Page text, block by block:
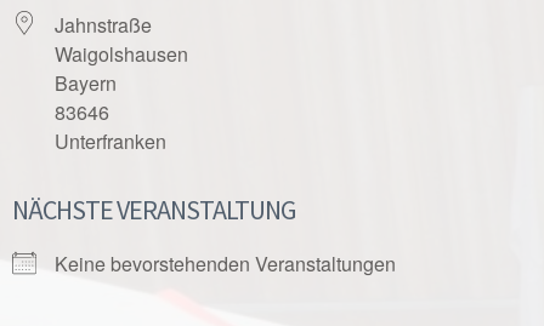
Jahnstraße
Waigolshausen
Bayern
83646
Unterfranken
NÄCHSTE VERANSTALTUNG
Keine bevorstehenden Veranstaltungen